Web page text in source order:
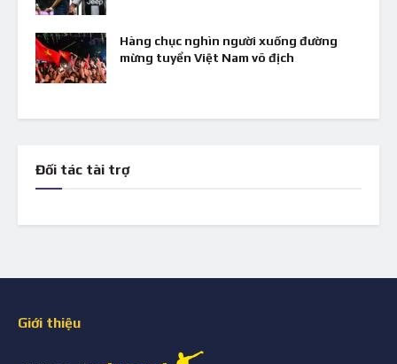
Hàng chục nghìn người xuống đường
mừng tuyển Việt Nam vô địch
Đối tác tài trợ
Giới thiệu